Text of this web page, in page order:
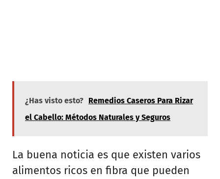
¿Has visto esto? Remedios Caseros Para Rizar
el Cabello: Métodos Naturales y Seguros
La buena noticia es que existen varios
alimentos ricos en fibra que pueden